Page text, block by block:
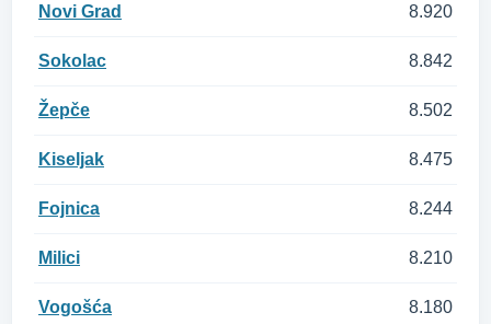
Novi Grad 8.920
Sokolac 8.842
Žepče 8.502
Kiseljak 8.475
Fojnica 8.244
Milici 8.210
Vogošća 8.180